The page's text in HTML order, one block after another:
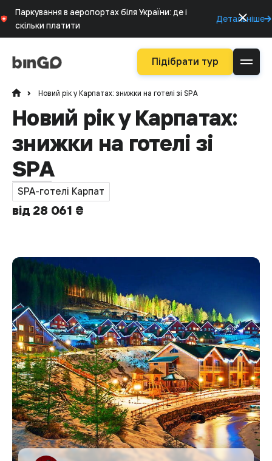
Паркування в аеропортах біля України: де і
скільки платити
Детальніше
Підібрати тур
Новий рік у Карпатах: знижки на готелі зі SPA
Новий рік у Карпатах:
знижки на готелі зі
SPA
SPA-готелі Карпат
від 28 061 ₴